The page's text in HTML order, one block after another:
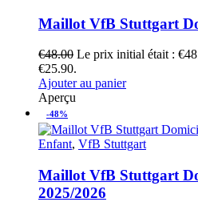
Maillot VfB Stuttgart
€48.00 Le prix initial était :
€25.90.
Ajouter au panier
Aperçu
-48%
Enfant, VfB Stuttgart
Maillot VfB Stuttgart
2025/2026